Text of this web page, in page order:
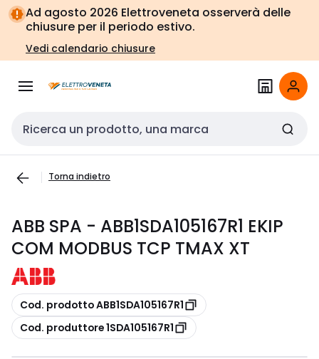
Vai alla
navigazione
Vai
alla
pagina
Ad agosto 2026 Elettroveneta osserverà delle
chiusure per il periodo estivo.
Vedi calendario chiusure
Cerca input
Torna indietro
ABB SPA - ABB1SDA105167R1 EKIP
COM MODBUS TCP TMAX XT
copia
Cod. prodotto ABB1SDA105167R1
copia
Cod. produttore 1SDA105167R1